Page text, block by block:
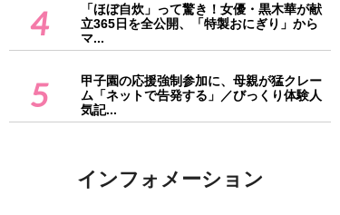
4
「ほぼ自炊」って驚き！女優・黒木華が献
立365日を全公開、「特製おにぎり」から
マ...
5
甲子園の応援強制参加に、母親が猛クレー
ム「ネットで告発する」／びっくり体験人
気記...
インフォメーション